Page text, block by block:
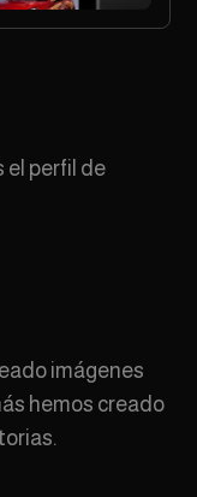
el perfil de
imágenes
hemos creado